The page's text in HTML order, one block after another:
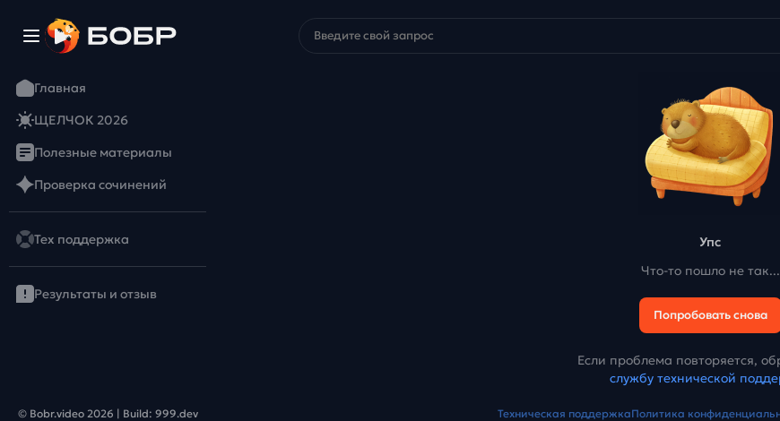
Главная
ЩЕЛЧОК 2026
Полезные материалы
Проверка сочинений
Тех поддержка
Результаты и отзыв
Упс
Что-то пошло не так...
Попробовать снова
Если проблема повторяется,
службу технической
© Bobr.video 2026 | Build: 999.dev Техническая поддержкаПолитика